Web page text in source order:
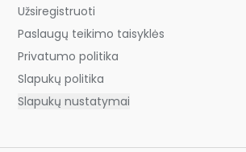
Užsiregistruoti
Paslaugų teikimo taisyklės
Privatumo politika
Slapukų politika
Slapukų nustatymai